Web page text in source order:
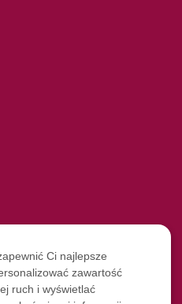
Ci najlepsze
zawartość
ruch i wyświetlać